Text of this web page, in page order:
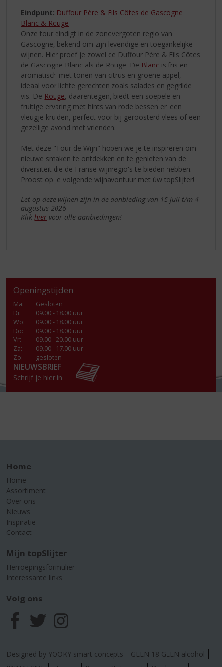
Eindpunt: Duffour Père & Fils Côtes de Gascogne
Blanc & Rouge
Onze tour eindigt in de zonovergoten regio van
Gascogne, bekend om zijn levendige en toegankelijke
wijnen. Hier proef je zowel de Duffour Père & Fils Côtes
de Gascogne Blanc als de Rouge. De Blanc is fris en
aromatisch met tonen van citrus en groene appel,
ideaal voor lichte gerechten zoals salades en gegrilde
vis. De Rouge, daarentegen, biedt een soepele en
fruitige ervaring met hints van rode bessen en een
vleugje kruiden, perfect voor bij geroosterd vlees of een
gezellige avond met vrienden.
Met deze "Tour de Wijn" hopen we je te inspireren om
nieuwe smaken te ontdekken en te genieten van de
diversiteit die de Franse wijnregio's te bieden hebben.
Proost op je volgende wijnavontuur met úw topSlijter!
Let op deze wijnen zijn in de aanbieding van 15 juli t/m 4
augustus 2026
Klikhier voor alle aanbiedingen!
Openingstijden
Ma:
Gesloten
Di:
09.00 - 18.00 uur
Wo:
09.00 - 18.00 uur
Do:
09.00 - 18.00 uur
Vr:
09.00 - 20.00 uur
Za:
09.00 - 17.00 uur
Zo:
gesloten
NIEUWSBRIEF
Schrijf je hier in
Home
Home
Assortiment
Over ons
Nieuws
Inspiratie
Contact
Mijn topSlijter
Herroepingsformulier
Interessante links
Volg ons
F
a
T
w
I
n
Designed by YOOKY smart concepts
GEEN 18 GEEN alcohol